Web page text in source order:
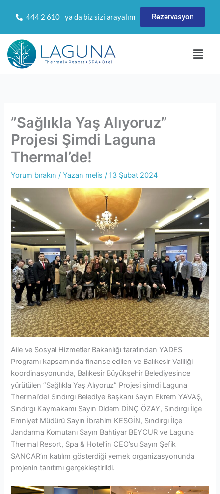
444 2 610 ya da biz sizi arayalım Rezervasyon
Menü
”Sağlıkla Yaş Alıyoruz”
Projesi Şimdi Laguna
Thermal’de!
Yorum bırakın / Yazan melis/ 13 Şubat 2024
Aile ve Sosyal Hizmetler Bakanlığı tarafından YADES
Programı kapsamında finanse edilen ve Balıkesir Valiliği
koordinasyonunda, Balıkesir Büyükşehir Belediyesince
yürütülen ”Sağlıkla Yaş Alıyoruz” Projesi şimdi Laguna
Thermal’de! Sındırgı Belediye Başkanı Sayın Ekrem YAVAŞ,
Sındırgı Kaymakamı Sayın Didem DİNÇ ÖZAY, Sındırgı İlçe
Emniyet Müdürü Sayın İbrahim KESGİN, Sındırgı İlçe
Jandarma Komutanı Sayın Bahtiyar BEYCUR ve Laguna
Thermal Resort, Spa & Hotel’in CEO’su Sayın Şefik
SANCAR’ın katılım gösterdiği yemek organizasyonunda
projenin tanıtımı gerçekleştirildi.